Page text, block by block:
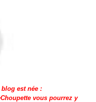
est née :
vous pourrez y